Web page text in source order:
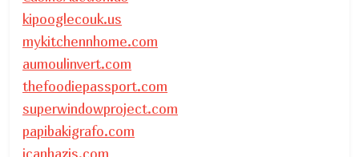
kipooglecouk.us
mykitchennhome.com
aumoulinvert.com
thefoodiepassport.com
superwindowproject.com
papibakigrafo.com
icanhazjs.com